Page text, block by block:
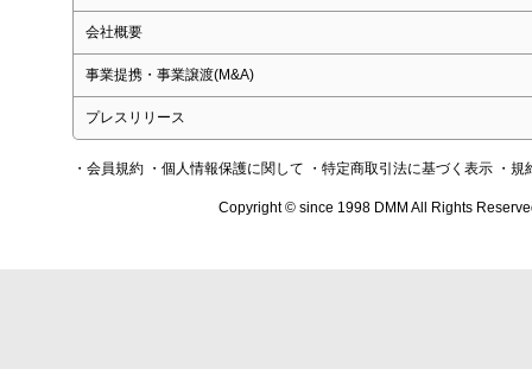
会社概要
事業提携・事業譲渡(M&A)
プレスリリース
・会員規約 ・個人情報保護に関して ・特定商取引法に基づく表示 ・規
Copyright © since 1998 DMM All Rights